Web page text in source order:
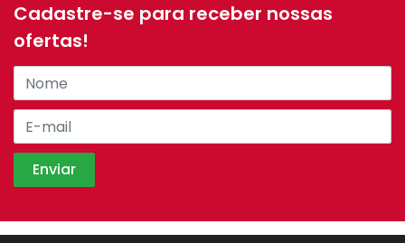
Cadastre-se para receber nossas
ofertas!